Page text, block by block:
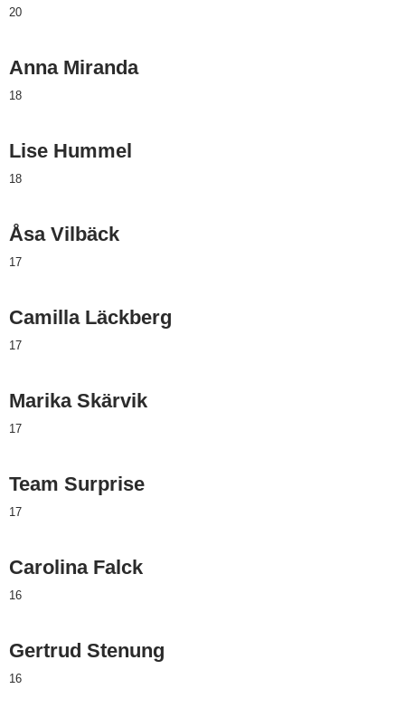
20
Anna Miranda
18
Lise Hummel
18
Åsa Vilbäck
17
Camilla Läckberg
17
Marika Skärvik
17
Team Surprise
17
Carolina Falck
16
Gertrud Stenung
16